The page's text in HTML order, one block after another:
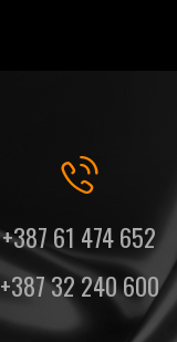
+387 61 474 652
+387 32 240 600